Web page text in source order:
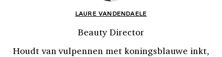
LAURE VANDENDAELE
Beauty Director
Houdt van vulpennen met koningsblauwe inkt,